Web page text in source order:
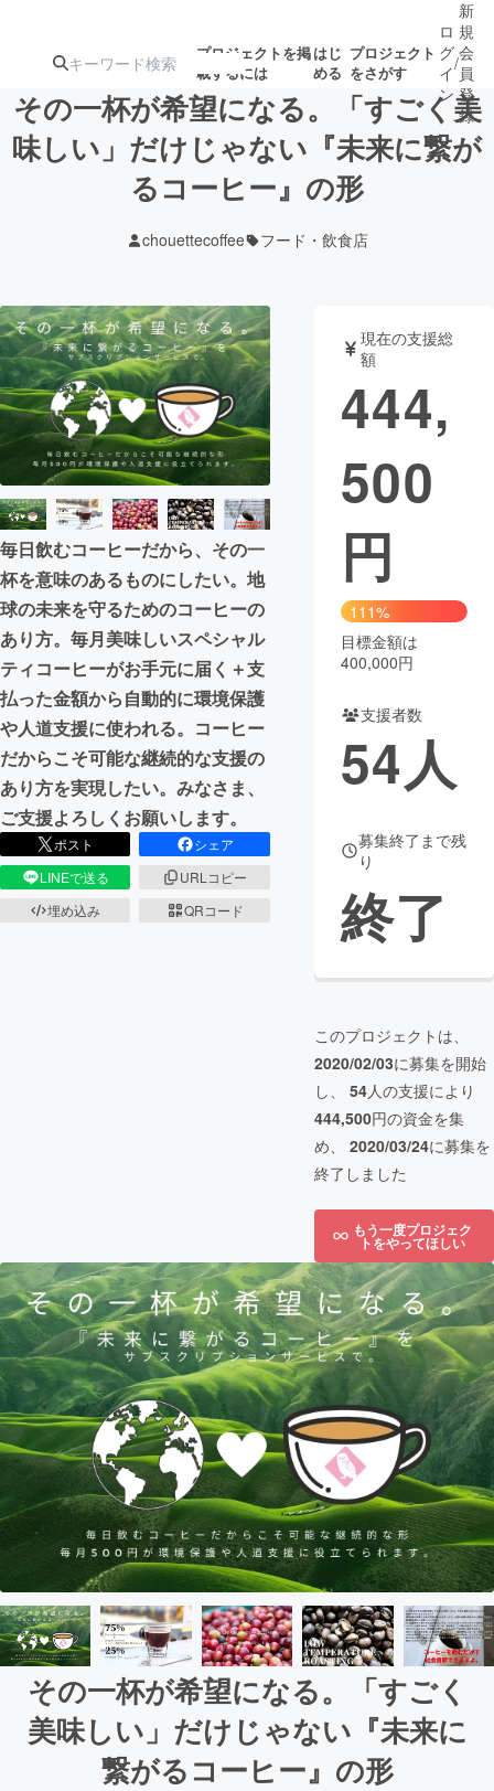
プロジェクトを掲
載するには
はじ
める
プロジェクト
をさがす
注目のリ
注目の新着プロ募集終了が近いプ
テクノロジー・ガジェット
映像・映画 書籍・雑誌
ビジネス・起業 チャレンジ
まちづくり・地域活性化
CAMPFIRE for Social Good
CAMPFIRE Creation
CAMPFIREふるさと納税machi-ya コミュニティ
ロ
グ
イ
ン
/
新
規
会
員
登
録
その一杯が希望になる。「すごく美
味しい」だけじゃない『未来に繋が
るコーヒー』の形
chouettecoffee フード・飲食店
毎日飲むコーヒーだから、その一
杯を意味のあるものにしたい。地
球の未来を守るためのコーヒーの
あり方。毎月美味しいスペシャル
ティコーヒーがお手元に届く＋支
払った金額から自動的に環境保護
や人道支援に使われる。コーヒー
だからこそ可能な継続的な支援の
あり方を実現したい。みなさま、
ご支援よろしくお願いします。
ポスト
シェア
LINEで送る
URLコピー
埋め込み
QRコード
現在の支援総
額
444,
500
円
111%
目標金額は
400,000円
支援者数
54人
募集終了まで残
り
終了
このプロジェクトは、
2020/02/03に募集を開始
し、 54人の支援により
444,500円の資金を集
め、 2020/03/24に募集を
終了しました
もう一度プロジェク
トをやってほしい
その一杯が希望になる。「すごく
美味しい」だけじゃない『未来に
繋がるコーヒー』の形